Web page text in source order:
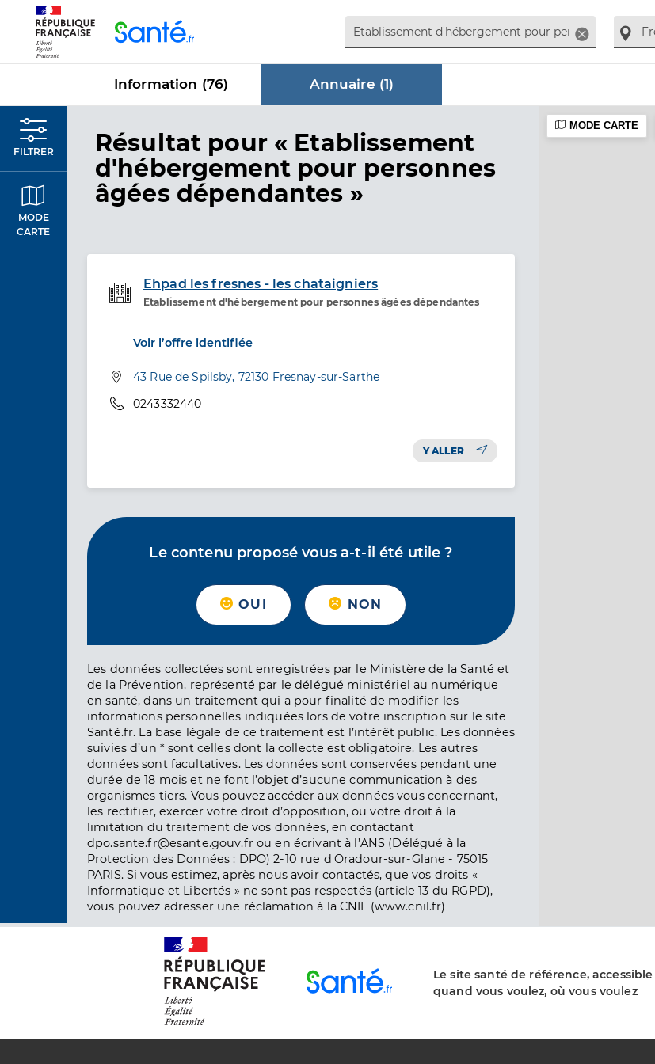
Supprimer
Information (76) Annuaire (1)
FILTRER
MODE
CARTE
Résultat dans Annuaire
pour « Etablissement
d'hébergement pour personnes
âgées dépendantes »
Ehpad les fresnes - les chataigniers
Etablissement d'hébergement pour personnes âgées dépendantes
Etablissement de soins
Voir l’offre identifiée
Adresse
43 Rue de Spilsby, 72130 Fresnay-sur-Sarthe
Téléphone
0243332440
Y ALLER
Le contenu proposé vous a-t-il été utile ?
OUI NON
Les données collectées sont enregistrées par le Ministère de la Santé et
de la Prévention, représenté par le délégué ministériel au numérique
en santé, dans un traitement qui a pour finalité de modifier les
informations personnelles indiquées lors de votre inscription sur le site
Santé.fr. La base légale de ce traitement est l’intérêt public. Les données
suivies d’un * sont celles dont la collecte est obligatoire. Les autres
données sont facultatives. Les données sont conservées pendant une
durée de 18 mois et ne font l’objet d’aucune communication à des
organismes tiers. Vous pouvez accéder aux données vous concernant,
les rectifier, exercer votre droit d’opposition, ou votre droit à la
limitation du traitement de vos données, en contactant
dpo.sante.fr@esante.gouv.fr ou en écrivant à l’ANS (Délégué à la
Protection des Données : DPO) 2-10 rue d'Oradour-sur-Glane - 75015
PARIS. Si vous estimez, après nous avoir contactés, que vos droits «
Informatique et Libertés » ne sont pas respectés (article 13 du RGPD),
vous pouvez adresser une réclamation à la CNIL (www.cnil.fr)
MODE CARTE
Le site santé de référence, accessible
quand vous voulez, où vous voulez
Panneau de gestion des cookies